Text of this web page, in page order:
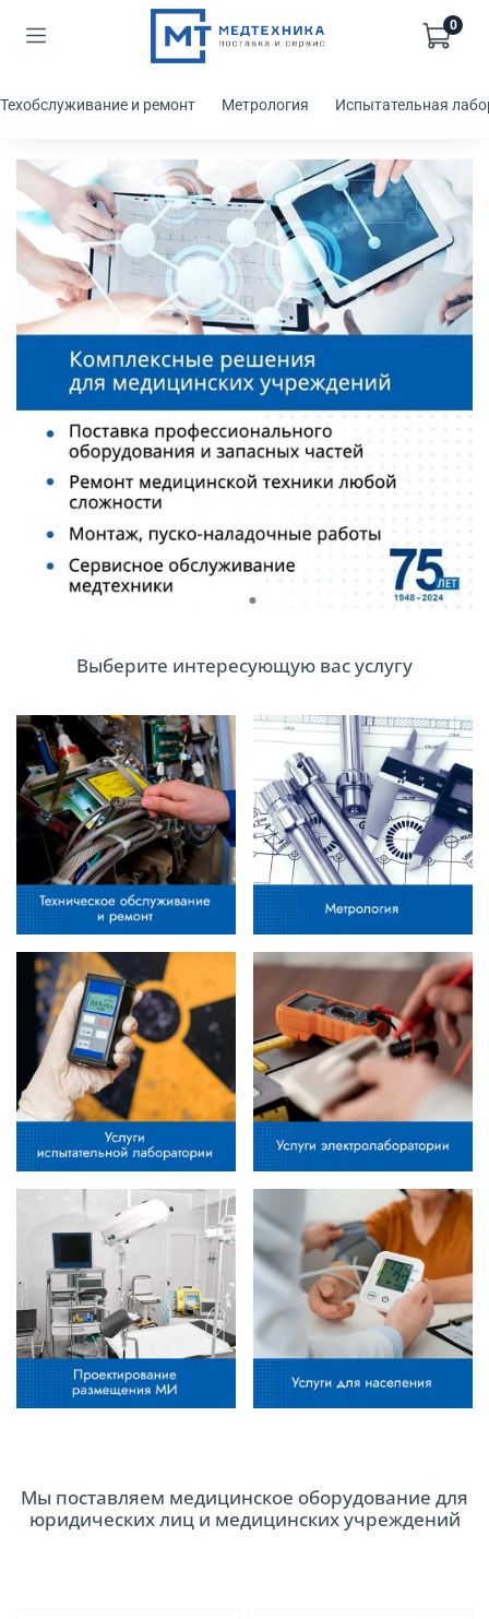
0
Техобслуживание и ремонт Метрология Испытательная
Выберите интересующую вас услугу
Мы поставляем медицинское оборудование для
юридических лиц и медицинских учреждений